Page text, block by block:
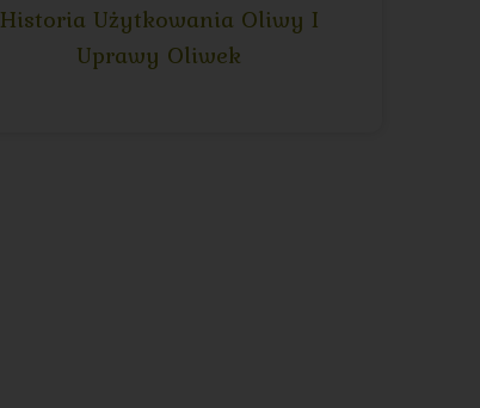
Historia Użytkowania Oliwy I
Uprawy Oliwek